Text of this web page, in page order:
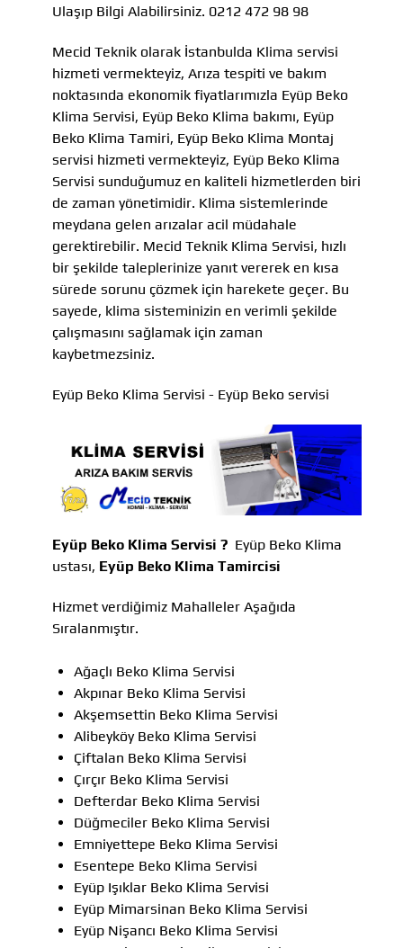
Ulaşıp Bilgi Alabilirsiniz. 0212 472 98 98
Mecid Teknik olarak İstanbulda Klima servisi
hizmeti vermekteyiz, Arıza tespiti ve bakım
noktasında ekonomik fiyatlarımızla Eyüp Beko
Klima Servisi, Eyüp Beko Klima bakımı, Eyüp
Beko Klima Tamiri, Eyüp Beko Klima Montaj
servisi hizmeti vermekteyiz, Eyüp Beko Klima
Servisi sunduğumuz en kaliteli hizmetlerden biri
de zaman yönetimidir. Klima sistemlerinde
meydana gelen arızalar acil müdahale
gerektirebilir. Mecid Teknik Klima Servisi, hızlı
bir şekilde taleplerinize yanıt vererek en kısa
sürede sorunu çözmek için harekete geçer. Bu
sayede, klima sisteminizin en verimli şekilde
çalışmasını sağlamak için zaman
kaybetmezsiniz.
Eyüp Beko Klima Servisi - Eyüp Beko servisi
Eyüp Beko Klima Servisi ? Eyüp Beko Klima
ustası, Eyüp Beko Klima Tamircisi
Hizmet verdiğimiz Mahalleler Aşağıda
Sıralanmıştır.
Ağaçlı Beko Klima Servisi
Akpınar Beko Klima Servisi
Akşemsettin Beko Klima Servisi
Alibeyköy Beko Klima Servisi
Çiftalan Beko Klima Servisi
Çırçır Beko Klima Servisi
Defterdar Beko Klima Servisi
Düğmeciler Beko Klima Servisi
Emniyettepe Beko Klima Servisi
Esentepe Beko Klima Servisi
Eyüp Işıklar Beko Klima Servisi
Eyüp Mimarsinan Beko Klima Servisi
Eyüp Nişancı Beko Klima Servisi